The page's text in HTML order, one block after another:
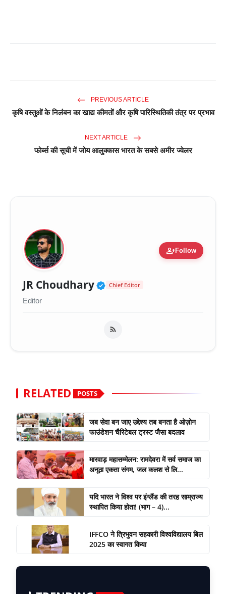
PREVIOUS ARTICLE
कृषि वस्तुओं के निलंबन का खाद्य कीमतों और कृषि पारिस्थितिकी तंत्र पर प्रभाव
NEXT ARTICLE
फोर्ब्स की सूची में जोय आलुक्कास भारत के सबसे अमीर ज्वेलर
person_addFollow
JR Choudhary Verified Public Figure
Chief Editor
Editor
RELATED POSTS
जब सेवा बन जाए उद्देश्य तब बनता है ओज़ोन
फाउंडेशन चैरिटेबल ट्रस्ट जैसा बदलाव
मारवाड़ महासम्मेलन: रामदेवरा में सर्व समाज का
अनूठा एकता संगम, जल कलश से लि...
यदि भारत ने विश्व पर इंग्लैंड की तरह साम्राज्य
स्थापित किया होता! (भाग – 4)...
IFFCO ने त्रिभुवन सहकारी विश्वविद्यालय बिल
2025 का स्वागत किया